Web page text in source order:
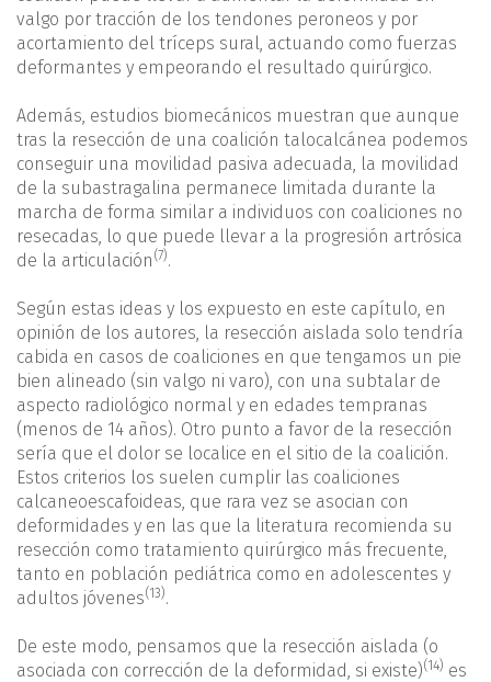
valgo por tracción de los tendones peroneos y por
acortamiento del tríceps sural, actuando como fuerzas
deformantes y empeorando el resultado quirúrgico.
Además, estudios biomecánicos muestran que aunque
tras la resección de una coalición talocalcánea podemos
conseguir una movilidad pasiva adecuada, la movilidad
de la subastragalina permanece limitada durante la
marcha de forma similar a individuos con coaliciones no
resecadas, lo que puede llevar a la progresión artrósica
de la articulación (7).
Según estas ideas y los expuesto en este capítulo, en
opinión de los autores, la resección aislada solo tendría
cabida en casos de coaliciones en que tengamos un pie
bien alineado (sin valgo ni varo), con una subtalar de
aspecto radiológico normal y en edades tempranas
(menos de 14 años). Otro punto a favor de la resección
sería que el dolor se localice en el sitio de la coalición.
Estos criterios los suelen cumplir las coaliciones
calcaneoescafoideas, que rara vez se asocian con
deformidades y en las que la literatura recomienda su
resección como tratamiento quirúrgico más frecuente,
tanto en población pediátrica como en adolescentes y
adultos jóvenes(13).
De este modo, pensamos que la resección aislada (o
asociada con corrección de la deformidad, si existe)(14) es